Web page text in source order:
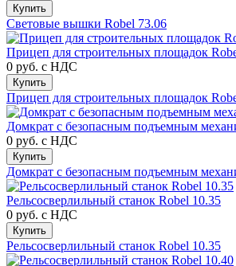
Купить
Световые вышки Robel 73.06
Прицеп для строительных площадок
0 руб. с НДС
Купить
Прицеп для строительных площадок
Домкрат с безопасным подъемным
0 руб. с НДС
Купить
Домкрат с безопасным подъемным
Рельсосверлильный станок Robel 10.35
0 руб. с НДС
Купить
Рельсосверлильный станок Robel 10.35